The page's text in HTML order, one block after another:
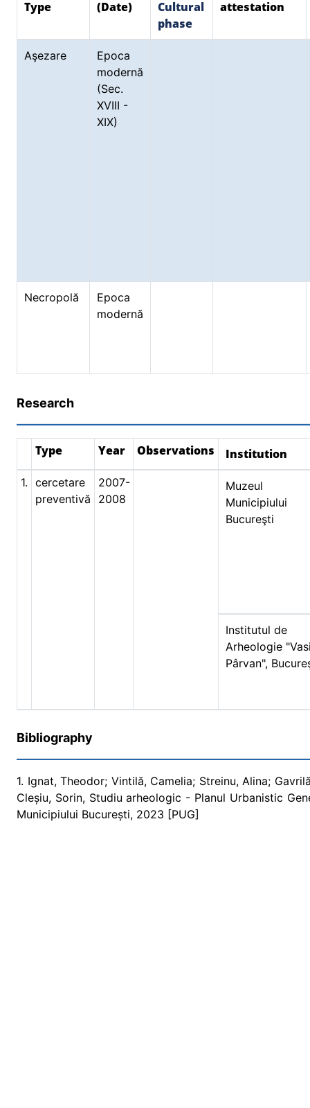
Type
(Date)
Cultural
phase
attestation
Aşezare
Epoca
modernă
(Sec.
XVIII -
XIX)
Necropolă
Epoca
modernă
Research
Type Year Observations Institution
1. cercetare
preventivă
2007-
2008
Muzeul
Municipiului
Bucureşti
Institutul de
Arheologie
Pârvan",
Bibliography
1. Ignat, Theodor; Vintilă, Camelia; Streinu, Alina;
Cleșiu, Sorin, Studiu arheologic - Planul Urbanistic
Municipiului București, 2023 [PUG]